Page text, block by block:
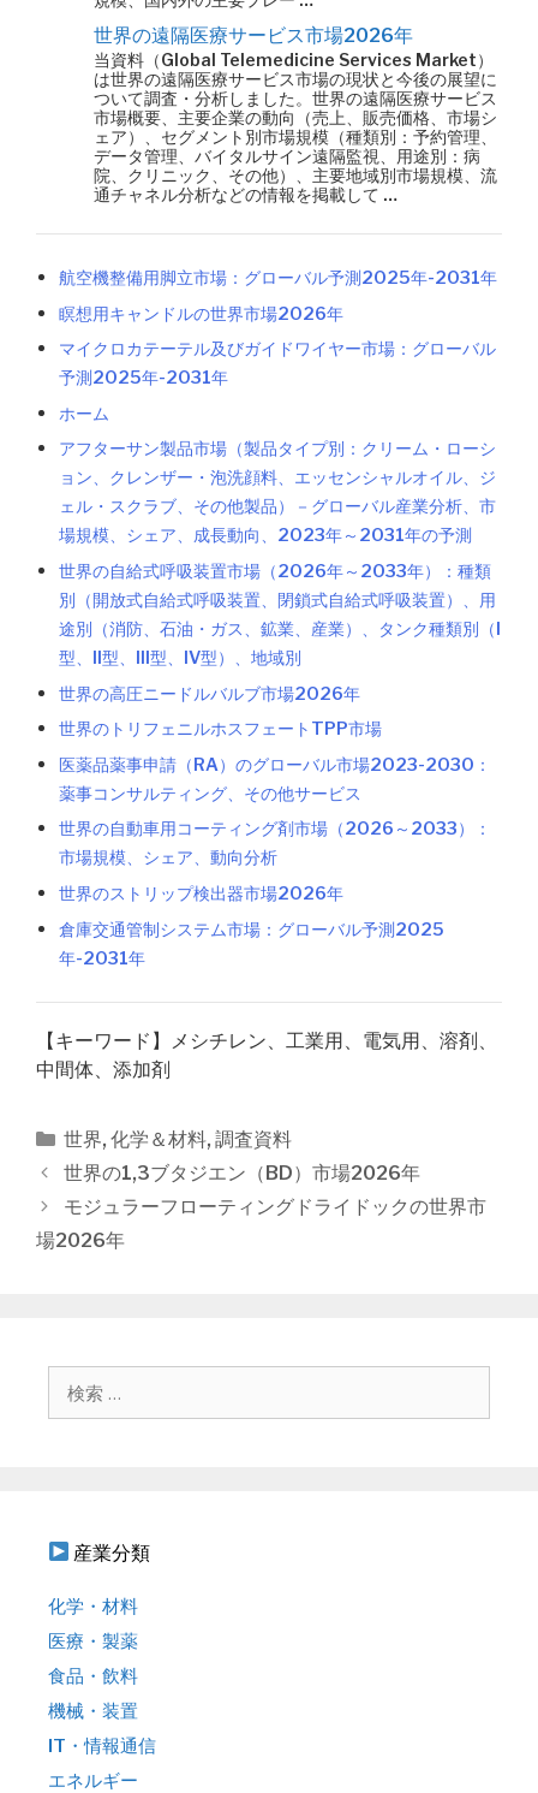
世界の遠隔医療サービス市場2026年
当資料（Global Telemedicine Services Market）
は世界の遠隔医療サービス市場の現状と今後の展望に
ついて調査・分析しました。世界の遠隔医療サービス
市場概要、主要企業の動向（売上、販売価格、市場シ
ェア）、セグメント別市場規模（種類別：予約管理、
データ管理、バイタルサイン遠隔監視、用途別：病
院、クリニック、その他）、主要地域別市場規模、流
通チャネル分析などの情報を掲載して …
航空機整備用脚立市場：グローバル予測2025年-2031年
瞑想用キャンドルの世界市場2026年
マイクロカテーテル及びガイドワイヤー市場：グローバル
予測2025年-2031年
ホーム
アフターサン製品市場（製品タイプ別：クリーム・ローシ
ョン、クレンザー・泡洗顔料、エッセンシャルオイル、ジ
ェル・スクラブ、その他製品）－グローバル産業分析、市
場規模、シェア、成長動向、2023年～2031年の予測
世界の自給式呼吸装置市場（2026年～2033年）：種類
別（開放式自給式呼吸装置、閉鎖式自給式呼吸装置）、用
途別（消防、石油・ガス、鉱業、産業）、タンク種類別（I
型、II型、III型、IV型）、地域別
世界の高圧ニードルバルブ市場2026年
世界のトリフェニルホスフェートTPP市場
医薬品薬事申請（RA）のグローバル市場2023-2030：
薬事コンサルティング、その他サービス
世界の自動車用コーティング剤市場（2026～2033）：
市場規模、シェア、動向分析
世界のストリップ検出器市場2026年
倉庫交通管制システム市場：グローバル予測2025
年-2031年
【キーワード】メシチレン、工業用、電気用、溶剤、
中間体、添加剤
カ
テ
ー
世界, 化学＆材料, 調査資料
投
稿
ナ
ビ
ョ
世界の1,3ブタジエン（BD）市場2026年
モジュラーフローティングドライドックの世界市
場2026年
産業分類
化学・材料
医療・製薬
食品・飲料
機械・装置
IT・情報通信
エネルギー